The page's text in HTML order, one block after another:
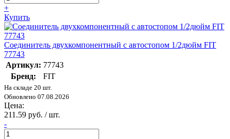
+
Купить
Соединитель двухкомпонентный с автостопом 1/2дюйм FIT
77743
Артикул: 77743
Бренд:
FIT
На складе 20 шт.
Обновлено 07.08.2026
Цена:
211.59 руб. / шт.
-